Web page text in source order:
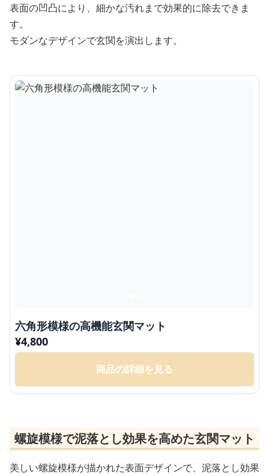
表面の凹凸により、細かな汚れまで効果的に除去できま
す。
モダンなデザインで玄関を演出します。
六角形模様の高機能玄関マット
¥4,800
商品の詳細を見る
螺旋模様で泥落とし効果を高めた玄関マット
美しい螺旋模様が描かれた表面デザインで、泥落とし効果